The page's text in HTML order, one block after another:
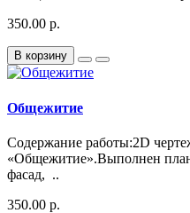
350.00 р.
В корзину
Общежитие
Содержание работы:2D
«Общежитие».Выполнен
фасад, ..
350.00 р.